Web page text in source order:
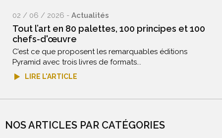
02 / 06 / 2026 - Actualités
Tout l’art en 80 palettes, 100 principes et 100
chefs-d'œuvre
C’est ce que proposent les remarquables éditions
Pyramid avec trois livres de formats...
LIRE L'ARTICLE
NOS ARTICLES PAR CATÉGORIES